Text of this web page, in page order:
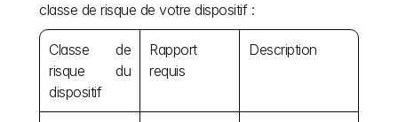
classe de risque de votre dispositif :
Classe de
risque du
dispositif
Rapport
requis
Description